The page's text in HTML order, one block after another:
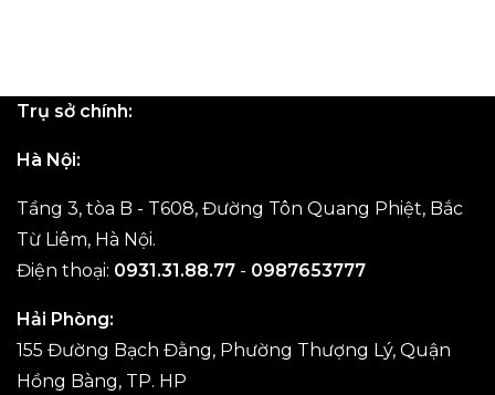
Trụ sở chính:
Hà Nội:
Tầng 3, tòa B - T608, Đường Tôn Quang Phiệt, Bắc
Từ Liêm, Hà Nội.
Điện thoại: 0931.31.88.77 - 0987653777
Hải Phòng:
155 Đường Bạch Đằng, Phường Thượng Lý, Quận
Hồng Bàng, TP. HP